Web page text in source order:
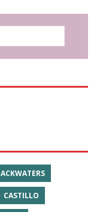
CASTILLO